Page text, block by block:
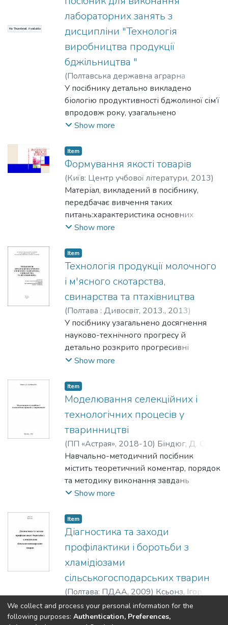
виробництва і переробки продукції
тваринництва й включає короткий
виклад теоретичного матеріалу,
завдання для лабораторних та
практичних занять, а також для
самостійної роботи.
No Thumbnail Available
лабораторних занять з
дисципліни "Технологія
виробництва продукції
бджільництва "
(Полтавська державна аграрна
академія,2018)Усачова, Валентина
Євгенівна;Бондаренко, Олена
Миколаївна
У посібнику детально викладено
біологію продуктивності бджолиної сім’ї
впродовж року, узагальнено
досягнення науково-технічного
технологічного обладнання, розкриті
особливості репродукції бджолиної сім’ї
та виведення маток, висвітлені
прогресивні технології виробництва
меду, воску, прополісу, маточного
молочка, обніжжя
Show more
Item
Формування якості товарів
(Київ: Центр учбової літератури, 2013)
Кайнаш, Алла Петрівна
Матеріал, викладений в посібнику,
передбачає вивчення таких
питань:характеристика основних
чинників, що впливають на якість;
щодо виробництва харчових продуктів
тваринного походження; вивчення
сировини, що використовується для
виробництва продуктів тваринного
походження; опанування наукових
основ технологічних процесів;
характеристика впливу пакувальних
матеріалів і тари на якість та
збереженість продуктів.
Show more
Item
Технологія продукції молочного
і м'ясного скотарства,
свинарства та птахівництва
(Полтава : Дивосвіт, 2013., 2013)
Войтенко, Світлана Леонідівна;
Тендітник, Володимир Сергійович
Рибалка, Микола Маркович;Васильєва,
Ольга Олександрівна
Олексійович
Микоалайович
У посібнику узагальнено досягнення
науково-технічного прогресу й
детально розкрито прогресивні
технології виробництва молока,
які слід впроваджувати
сільськогосподарським підприємствам
для забезпечення рентабельності
виробництва продукції тваринництва
Show more
Item
Моделювання селекційних і
технологічних процесів у
тваринництві
(ПП «Астрая», 2018-10) Біндюг, Д. О.
Желізняк, Іван Миколайович
Навчально-методичний посібник
містить теоретичний коментар, порядок
та методику виконання завдань
лабораторних робіт та самостійної
“Моделювання селекційних і
технологічних процесів у
тваринництві” здобувачами ступеня
вищої освіти “Магістр” спеціальності
204 “Технологія виробництва і
переробки продукції тваринництва”.
Show more
Item
Діагностика та заходи
профілактики і боротьби з
хламідіозами
сільськогосподарських тварин
(Полтава: ПДАА, 2009) Ксьонз, Ігор
Миколайович;Юхно, Віктор
Миколайович
Show more
We collect and process your personal information for the
following purposes: Authentication, Preferences,